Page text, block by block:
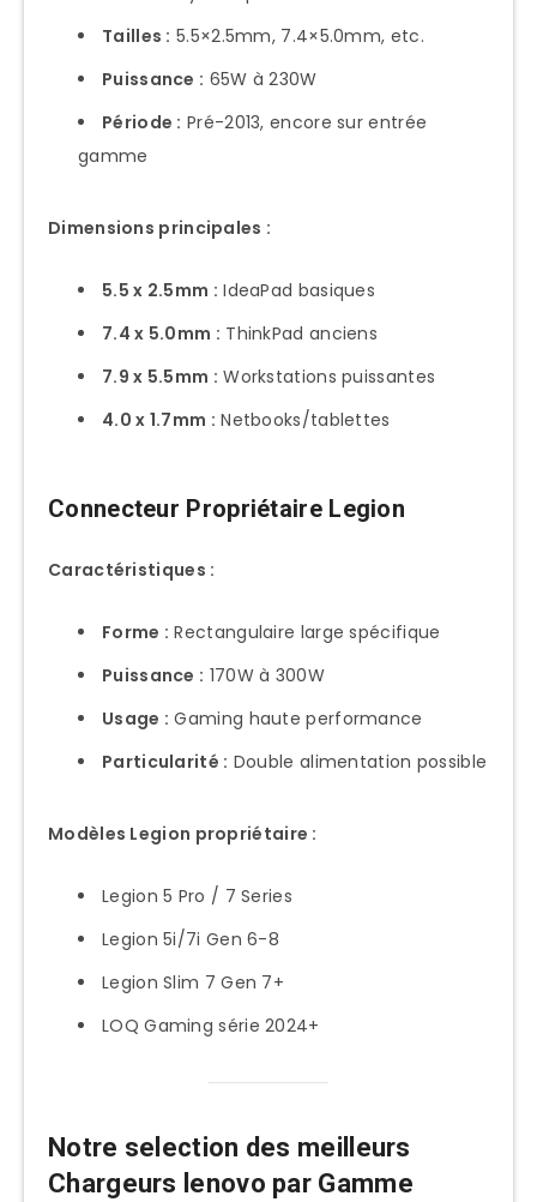
Tailles : 5.5×2.5mm, 7.4×5.0mm, etc.
Puissance : 65W à 230W
Période : Pré-2013, encore sur entrée
gamme
Dimensions principales :
5.5 x 2.5mm : IdeaPad basiques
7.4 x 5.0mm : ThinkPad anciens
7.9 x 5.5mm : Workstations puissantes
4.0 x 1.7mm : Netbooks/tablettes
Connecteur Propriétaire Legion
Caractéristiques :
Forme : Rectangulaire large spécifique
Puissance : 170W à 300W
Usage : Gaming haute performance
Particularité : Double alimentation possible
Modèles Legion propriétaire :
Legion 5 Pro / 7 Series
Legion 5i/7i Gen 6-8
Legion Slim 7 Gen 7+
LOQ Gaming série 2024+
Notre selection des meilleurs
Chargeurs lenovo par Gamme